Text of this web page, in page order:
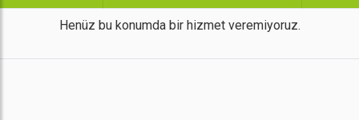
Henüz bu konumda bir hizmet veremiyoruz.